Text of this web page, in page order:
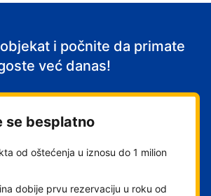
i počnite da primate
već danas!
se besplatno
od oštećenja u iznosu do 1 milion
dobije prvu rezervaciju u roku od